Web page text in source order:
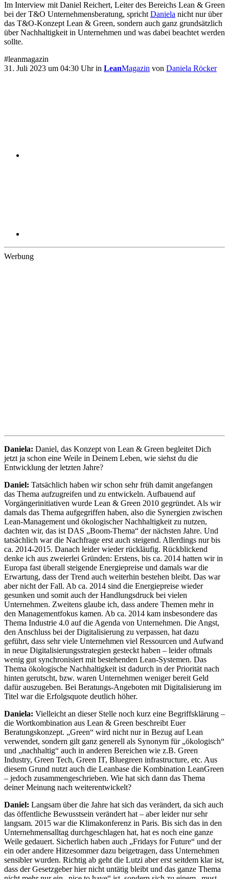
Im Interview mit Daniel Reichert, Leiter des Bereichs Lean & Green
bei der T&O Unternehmensberatung, spricht Daniela nicht nur über
das T&O-Konzept Lean & Green, sondern auch ganz grundsätzlich
über Nachhaltigkeit in Unternehmen und was dabei beachtet werden
sollte.
#leanmagazin
31. Juli 2023 um 04:30 Uhr in LeanMagazin von Daniela Röcker
Werbung
Daniela: Daniel, das Konzept von Lean & Green begleitet Dich
jetzt ja schon eine Weile in Deinem Leben, wie siehst du die
Entwicklung der letzten Jahre?
Daniel: Tatsächlich haben wir schon sehr früh damit angefangen
das Thema aufzugreifen und zu entwickeln. Aufbauend auf
Vorgängerinitiativen wurde Lean & Green 2010 gegründet. Als wir
damals das Thema aufgegriffen haben, also die Synergien zwischen
Lean-Management und ökologischer Nachhaltigkeit zu nutzen,
dachten wir, das ist DAS „Boom-Thema“ der nächsten Jahre. Und
tatsächlich war die Nachfrage erst auch steigend. Allerdings nur bis
ca. 2014-2015. Danach leider wieder rückläufig. Rückblickend
denke ich aus zweierlei Gründen: Erstens, bis ca. 2014 hatten wir in
Europa fast überall steigende Energiepreise und damals war die
Erwartung, dass der Trend auch weiterhin bestehen bleibt. Das war
aber nicht der Fall. Ab ca. 2014 sind die Energiepreise wieder
gesunken und somit auch der Handlungsdruck bei vielen
Unternehmen. Zweitens glaube ich, dass andere Themen mehr in
den Managementfokus kamen. Ab ca. 2014 kam insbesondere das
Thema Industrie 4.0 auf die Agenda von Unternehmen. Die Angst,
den Anschluss bei der Digitalisierung zu verpassen, hat dazu
geführt, dass sehr viele Unternehmen viel Ressourcen und Aufwand
in neue Digitalisierungsstrategien gesteckt haben – leider oftmals
wenig gut synchronisiert mit bestehenden Lean-Systemen. Das
Thema ökologische Nachhaltigkeit ist dadurch in der Priorität nach
hinten gerutscht, bzw. waren Unternehmen weniger bereit Geld
dafür auszugeben. Bei Beratungs-Angeboten mit Digitalisierung im
Titel war die Erfolgsquote deutlich höher.
Daniela: Vielleicht an dieser Stelle noch kurz eine Begriffsklärung –
die Wortkombination aus Lean & Green beschreibt Euer
Beratungskonzept. „Green“ wird nicht nur in Bezug auf Lean
verwendet, sondern gilt ganz generell als Synonym für „ökologisch“
und „nachhaltig“ auch in anderen Bereichen wie z.B. Green
Industry, Green Tech, Green IT, Bluegreen infrastructure, etc. Aus
diesem Grund nutzt auch die Leanbase die Kombination LeanGreen
– jedoch zusammengeschrieben. Wie hat sich dann das Thema
deiner Meinung nach weiterentwickelt?
Daniel: Langsam über die Jahre hat sich das verändert, da sich auch
das öffentliche Bewusstsein verändert hat – aber leider nur sehr
langsam. 2015 war die Klimakonferenz in Paris. Bis sich das in den
Unternehmensalltag durchgeschlagen hat, hat es noch eine ganze
Weile gedauert. Sicherlich haben auch „Fridays for Future“ und der
ein oder andere Hitzesommer dazu beigetragen, dass Unternehmen
sensibler wurden. Richtig ab geht die Lutzi aber erst seitdem klar ist,
dass der Gesetzgeber hier nicht untätig bleibt und das ganze Thema